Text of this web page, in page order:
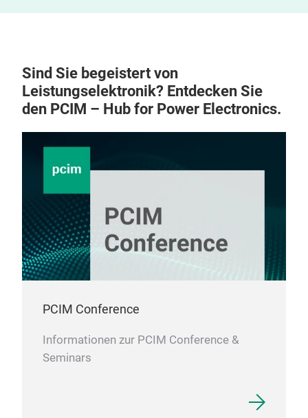
Sind Sie begeistert von
Leistungselektronik? Entdecken Sie
den PCIM – Hub for Power Electronics.
PCIM Conference
Informationen zur PCIM Conference &
Seminars